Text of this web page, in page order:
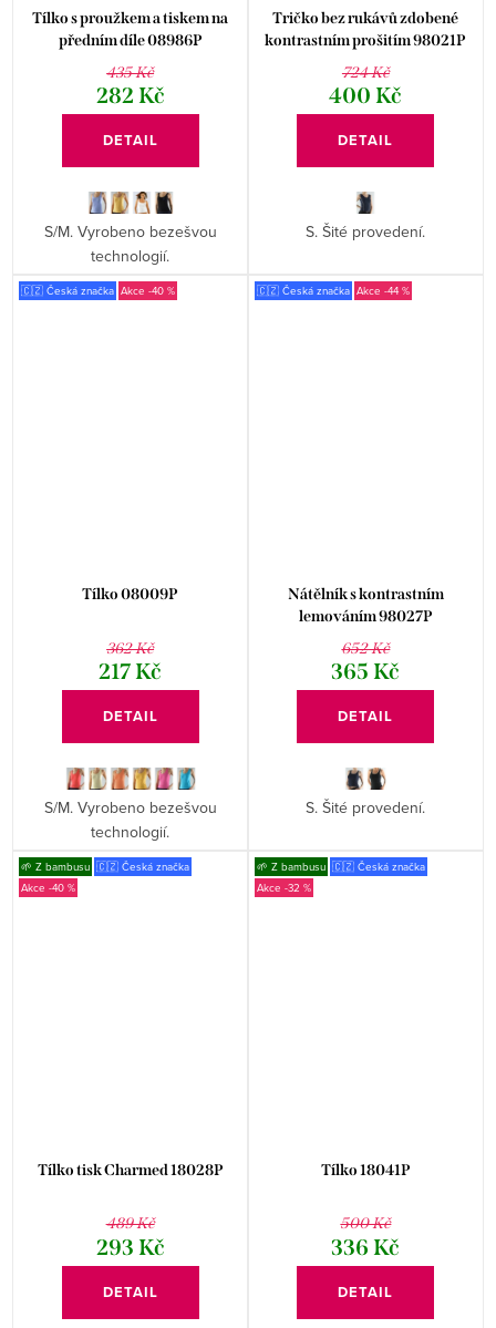
Tílko s proužkem a tiskem na
předním díle 08986P
435 Kč
282 Kč
DETAIL
S/M. Vyrobeno bezešvou
technologií.
Tričko bez rukávů zdobené
kontrastním prošitím 98021P
724 Kč
400 Kč
DETAIL
S. Šité provedení.
🇨🇿 Česká značka -40 %
Tílko 08009P
362 Kč
217 Kč
DETAIL
S/M. Vyrobeno bezešvou
technologií.
🇨🇿 Česká značka -44 %
Nátělník s kontrastním
lemováním 98027P
652 Kč
365 Kč
DETAIL
S. Šité provedení.
🌱 Z bambusu 🇨🇿 Česká značka
-40 %
Tílko tisk Charmed 18028P
489 Kč
293 Kč
DETAIL
🌱 Z bambusu 🇨🇿 Česká značka
-32 %
Tílko 18041P
500 Kč
336 Kč
DETAIL